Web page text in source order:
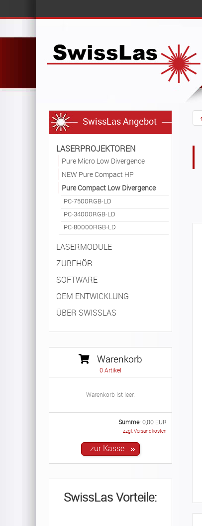
SwissLas Angebot
LASERPROJEKTOREN
Pure Micro Low Divergence
NEW Pure Compact HP
Pure Compact Low Divergence
PC-7500RGB-LD
PC-34000RGB-LD
PC-80000RGB-LD
LASERMODULE
ZUBEHÖR
SOFTWARE
OEM ENTWICKLUNG
ÜBER SWISSLAS
Warenkorb
0Artikel
Warenkorb ist leer.
Summe:0,00 EUR
zzgl. Versandkosten
SwissLas Vorteile: